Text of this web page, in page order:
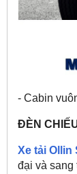
- Cabin
ĐÈN
Xe tải Ollin
đại và sang